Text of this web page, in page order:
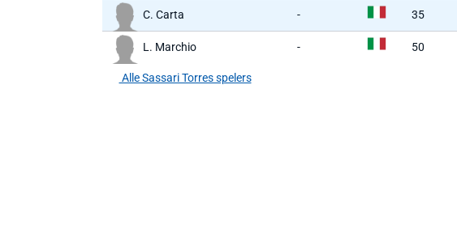
C. Carta - 35
L. Marchio - 50
Alle Sassari Torres spelers